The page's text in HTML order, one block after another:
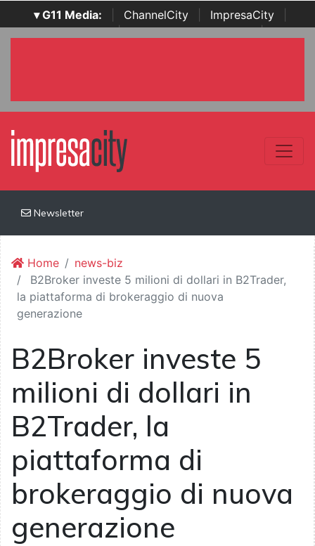
▾ G11 Media: ChannelCity ImpresaCity
SecurityOpenLab | Italian Channel Awards | Italian
Newsletter
Home
news-biz
B2Broker investe 5 milioni di dollari in B2Trader,
la piattaforma di brokeraggio di nuova
generazione
B2Broker investe 5
milioni di dollari in
B2Trader, la
piattaforma di
brokeraggio di nuova
generazione